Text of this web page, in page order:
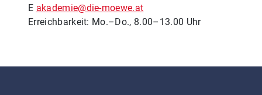
E akademie@die-moewe.at
Erreichbarkeit: Mo.–Do., 8.00–13.00 Uhr